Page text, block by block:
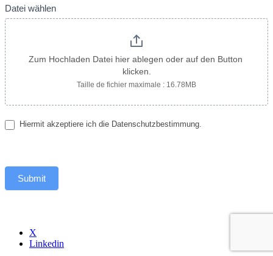
Datei wählen
Zum Hochladen Datei hier ablegen oder auf den Button
klicken.
Taille de fichier maximale : 16.78MB
Hiermit akzeptiere ich die Datenschutzbestimmung.
Submit
X
Linkedin